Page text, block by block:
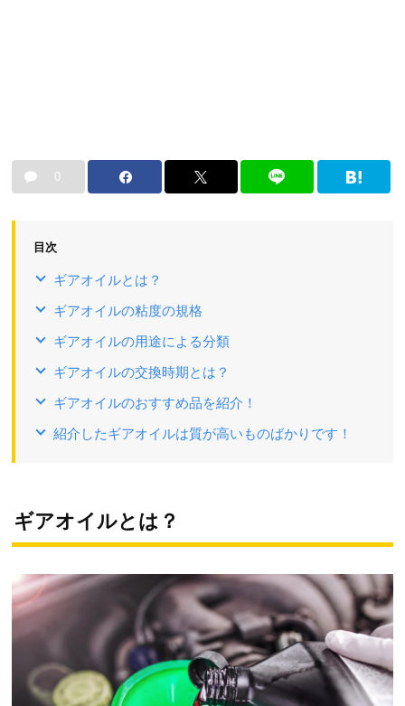
0
目次
ギアオイルとは？
ギアオイルの粘度の規格
ギアオイルの用途による分類
ギアオイルの交換時期とは？
ギアオイルのおすすめ品を紹介！
紹介したギアオイルは質が高いものばかりです！
ギアオイルとは？